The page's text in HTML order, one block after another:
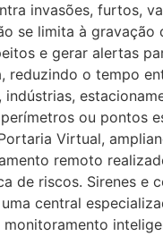
invasões, furtos,
se limita à gravação
e gerar alertas
reduzindo o tempo
ou pontos
Virtual,
remoto
de riscos. Sirenes e
central